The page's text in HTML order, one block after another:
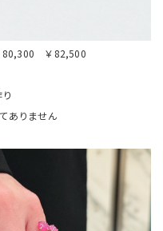
￥82,500
ありません